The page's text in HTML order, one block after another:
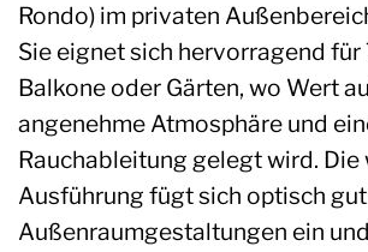
Rondo) im privaten
Sie eignet sich hervorragend für
Balkone oder Gärten, wo Wert
angenehme Atmosphäre und
Rauchableitung gelegt wird. Die
Ausführung fügt sich optisch
Außenraumgestaltungen ein